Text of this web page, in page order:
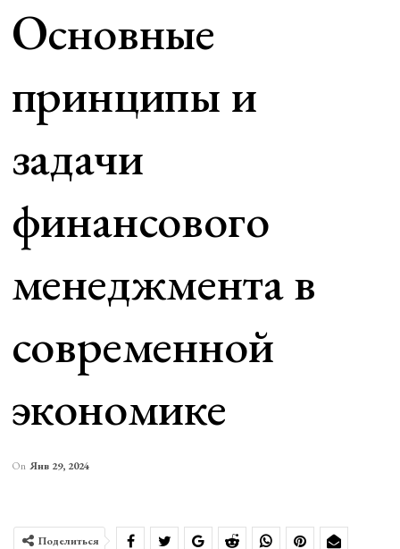
Основные
принципы и
задачи
финансового
менеджмента в
современной
экономике
On Янв 29, 2024
Поделиться